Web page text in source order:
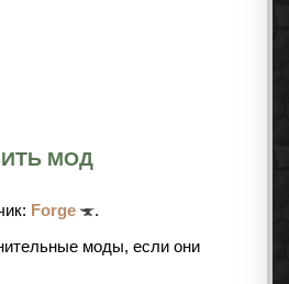
МОД
Forge
.
моды, если они